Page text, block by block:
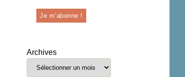
Archives